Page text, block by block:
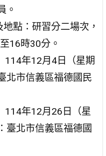
。
點：研習分二場次，
16時30分。
114年12月4日（星期
北市信義區福德國民
114年12月26日（星
臺北市信義區福德國